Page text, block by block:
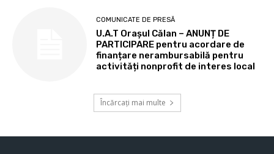
COMUNICATE DE PRESĂ
U.A.T Orașul Călan – ANUNȚ DE
PARTICIPARE pentru acordare de
finanțare nerambursabilă pentru
activități nonprofit de interes local
Încărcați mai multe